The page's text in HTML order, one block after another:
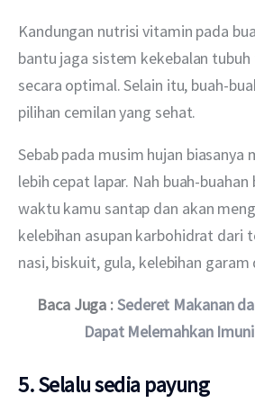
Kandungan nutrisi vitamin pada
bantu jaga sistem kekebalan
secara optimal. Selain itu, buah-
pilihan cemilan yang sehat.
Sebab pada musim hujan biasanya
lebih cepat lapar. Nah buah-
waktu kamu santap dan akan
kelebihan asupan karbohidrat dari
nasi, biskuit, gula, kelebihan garam
Baca Juga : Sederet Makanan
Dapat Melemahkan
5. Selalu sedia payung